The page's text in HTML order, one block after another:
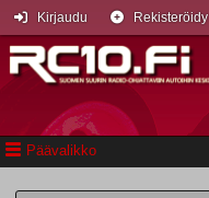
Päävalikko
Kirjaudu Rekisteröidy